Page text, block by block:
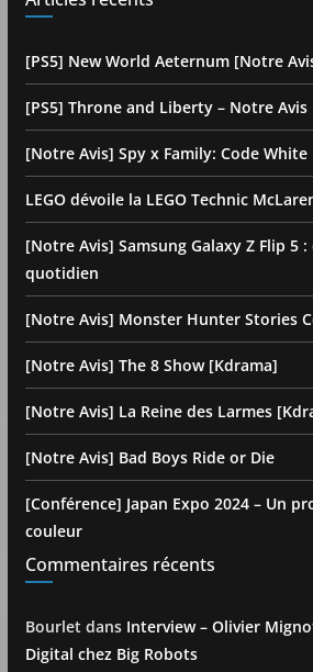
[PS5] New World Aeternum [Notre
[PS5] Throne and Liberty – Notre Avis
[Notre Avis] Spy x Family: Code White
LEGO dévoile la LEGO Technic
[Notre Avis] Samsung Galaxy Z Flip 5
quotidien
[Notre Avis] Monster Hunter Stories
[Notre Avis] The 8 Show [Kdrama]
[Notre Avis] La Reine des Larmes
[Notre Avis] Bad Boys Ride or Die
[Conférence] Japan Expo 2024 – Un
couleur
Commentaires récents
Bourlet dans Interview – Olivier
Digital chez Big Robots